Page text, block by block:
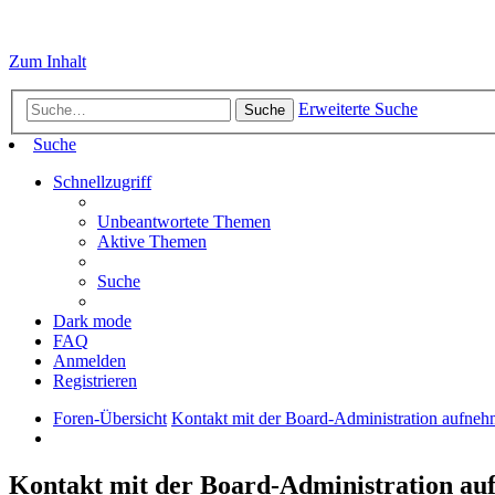
Zum Inhalt
Suche
Erweiterte Suche
Suche
Schnellzugriff
Unbeantwortete Themen
Aktive Themen
Suche
Dark mode
FAQ
Anmelden
Registrieren
Foren-Übersicht Kontakt mit der Board-Administration
Kontakt mit der Board-Administration